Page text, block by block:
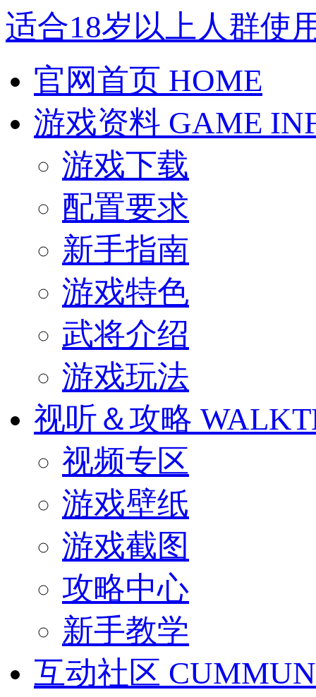
适合18岁以上人群使
官网首页 HOME
游戏资料 GAME
游戏下载
配置要求
新手指南
游戏特色
武将介绍
游戏玩法
视听＆攻略
视频专区
游戏壁纸
游戏截图
攻略中心
新手教学
互动社区